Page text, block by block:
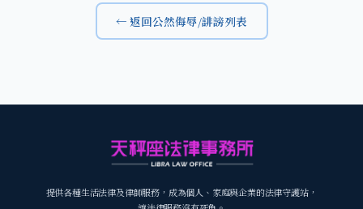
← 返回公然侮辱/誹謗列表
提供各種生活法律及律師服務，成為個人、家庭與企業的法律守護站，